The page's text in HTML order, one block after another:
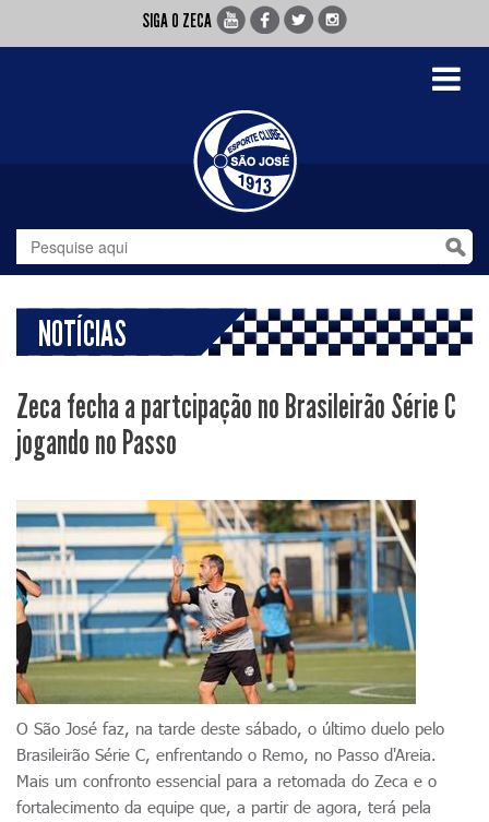
SIGA O ZECA
Toggle
NOTÍCIAS
Zeca fecha a partcipação no Brasileirão Série C
jogando no Passo
O São José faz, na tarde deste sábado, o último duelo pelo
Brasileirão Série C, enfrentando o Remo, no Passo d'Areia.
Mais um confronto essencial para a retomada do Zeca e o
fortalecimento da equipe que, a partir de agora, terá pela